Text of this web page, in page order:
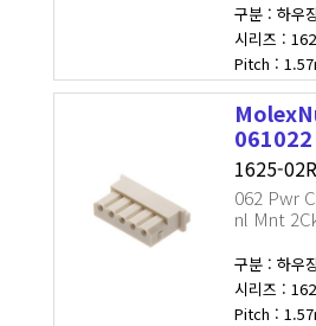
구분 : 하우징
시리즈 :
Pitch :
061022
1625-
062 Pwr
nl Mnt
구분 : 하우징
시리즈 :
Pitch :